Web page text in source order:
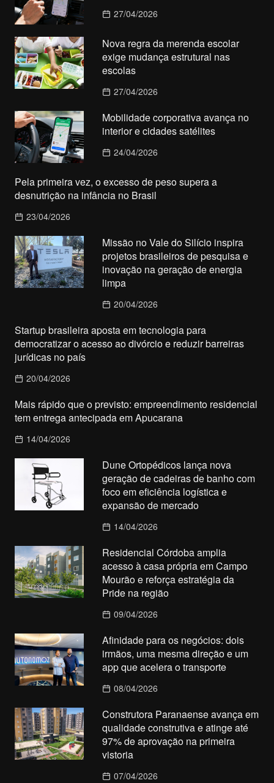
27/04/2026
Nova regra da merenda escolar
exige mudança estrutural nas
escolas
27/04/2026
Mobilidade corporativa avança no
interior e cidades satélites
24/04/2026
Pela primeira vez, o excesso de peso supera a
desnutrição na infância no Brasil
23/04/2026
Missão no Vale do Silício inspira
projetos brasileiros de pesquisa e
inovação na geração de energia
limpa
20/04/2026
Startup brasileira aposta em tecnologia para
democratizar o acesso ao divórcio e reduzir barreiras
jurídicas no país
20/04/2026
Mais rápido que o previsto: empreendimento residencial
tem entrega antecipada em Apucarana
14/04/2026
Dune Ortopédicos lança nova
geração de cadeiras de banho com
foco em eficiência logística e
expansão de mercado
14/04/2026
Residencial Córdoba amplia
acesso à casa própria em Campo
Mourão e reforça estratégia da
Pride na região
09/04/2026
Afinidade para os negócios: dois
irmãos, uma mesma direção e um
app que acelera o transporte
08/04/2026
Construtora Paranaense avança em
qualidade construtiva e atinge até
97% de aprovação na primeira
vistoria
07/04/2026